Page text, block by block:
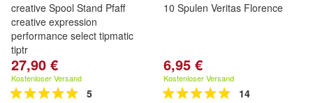
creative Spool Stand Pfaff
creative expression
performance select tipmatic
tiptr
27,90 €
Kostenloser Versand
5
10 Spulen Veritas Florence
6,95 €
Kostenloser Versand
14